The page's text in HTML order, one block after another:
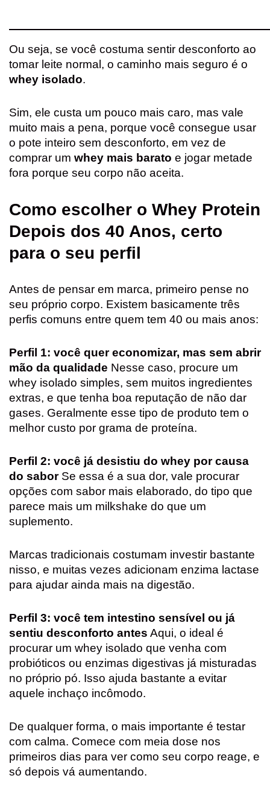
Ou seja, se você costuma sentir desconforto ao
tomar leite normal, o caminho mais seguro é o
whey isolado.
Sim, ele custa um pouco mais caro, mas vale
muito mais a pena, porque você consegue usar
o pote inteiro sem desconforto, em vez de
comprar um whey mais barato e jogar metade
fora porque seu corpo não aceita.
Como escolher o Whey Protein
Depois dos 40 Anos, certo
para o seu perfil
Antes de pensar em marca, primeiro pense no
seu próprio corpo. Existem basicamente três
perfis comuns entre quem tem 40 ou mais anos:
Perfil 1: você quer economizar, mas sem abrir
mão da qualidade Nesse caso, procure um
whey isolado simples, sem muitos ingredientes
extras, e que tenha boa reputação de não dar
gases. Geralmente esse tipo de produto tem o
melhor custo por grama de proteína.
Perfil 2: você já desistiu do whey por causa
do saborSe essa é a sua dor, vale procurar
opções com sabor mais elaborado, do tipo que
parece mais um milkshake do que um
suplemento.
Marcas tradicionais costumam investir bastante
nisso, e muitas vezes adicionam enzima lactase
para ajudar ainda mais na digestão.
Perfil 3: você tem intestino sensível ou já
sentiu desconforto antes Aqui, o ideal é
procurar um whey isolado que venha com
probióticos ou enzimas digestivas já misturadas
no próprio pó. Isso ajuda bastante a evitar
aquele inchaço incômodo.
De qualquer forma, o mais importante é testar
com calma. Comece com meia dose nos
primeiros dias para ver como seu corpo reage, e
só depois vá aumentando.